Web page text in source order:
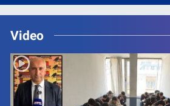
Video